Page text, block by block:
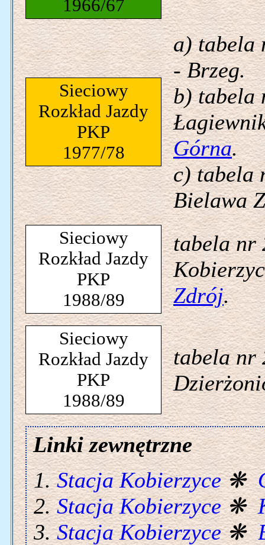
1966/67
Sieciowy
Rozkład Jazdy
PKP
1977/78
a)
- Brzeg.
b) tabela
Górna.
c) tabela
Bielawa
Sieciowy
Rozkład Jazdy
PKP
1988/89
tabela nr
Zdrój.
Sieciowy
Rozkład Jazdy
PKP
1988/89
tabela nr
Linki zewnętrzne
Stacja Kobierzyce❋
Stacja Kobierzyce❋
Stacja Kobierzyce❋